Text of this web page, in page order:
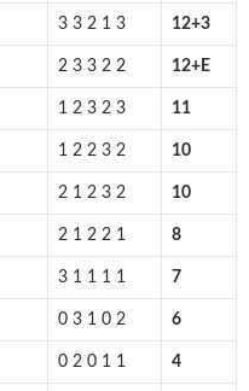
3 3 2 1 3 12+3
2 3 3 2 2 12+E
1 2 3 2 3 11
1 2 2 3 2 10
2 1 2 3 2 10
2 1 2 2 1 8
3 1 1 1 1 7
0 3 1 0 2 6
0 2 0 1 1 4